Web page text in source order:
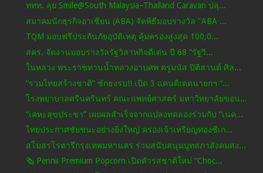
ททท. ลุย Smile@South Malaysia–Thailand Caravan ปลุ...
สมาคมนักธุรกิจอาเซียน (ABA) จัดพิธีมอบรางวัล "ABA ...
TQM มอบฟรีประกันภัยอุบัติเหตุ คุ้มครองสูงสุด 100,0...
สคร. จัดงานมอบรางวัลรัฐวิสาหกิจดีเด่น ปี 68 “รัฐวิ...
ในหลวง พระราชทานน้ำหลวงอาบศพ ครูมนัส ปิติสานต์ ศิล...
“รวมไทยสร้างชาติ” ชักธงรบ!! เปิด 3 แคนดิเดตนายกฯ “...
โรงพยาบาลศรีนครินทร์ คณะแพทย์ศาสตร์ มหาวิทยาลัยขอน...
“เคหะสุขประชา” เผยผลสำเร็จจากแปลงทดลองร่วมกับ “เนค...
ไทยประกาศชัยชนะอย่างยิ่งใหญ่ ครองเจ้าเหรียญทองซีเก...
สโมสรโรตารีกรุงเทพมหานคร ร่วมสนับสนุนบูทสภาสังคมสง...
🗞️ Pennii Premium Popcorn เปิดตัวรสชาติใหม่ “Choc...